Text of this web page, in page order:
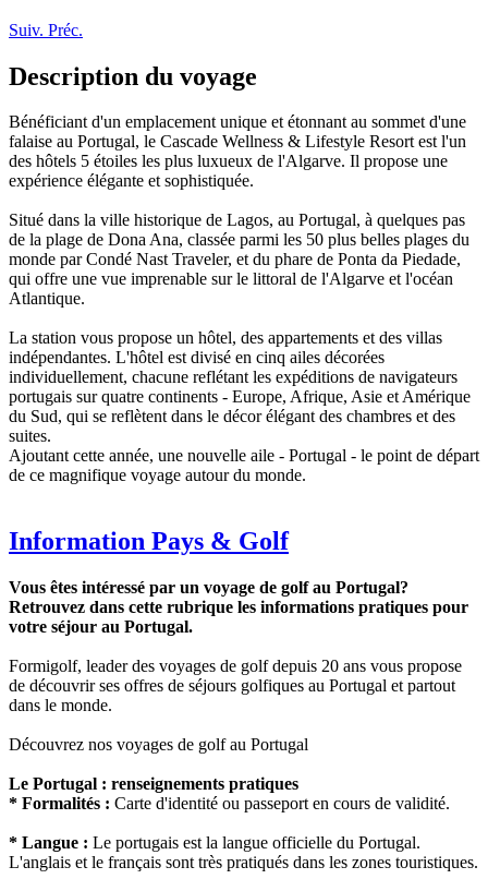
Suiv. Préc.
Description du voyage
Bénéficiant d'un emplacement unique et étonnant au sommet d'une
falaise au Portugal, le Cascade Wellness & Lifestyle Resort est l'un
des hôtels 5 étoiles les plus luxueux de l'Algarve. Il propose une
expérience élégante et sophistiquée.
Situé dans la ville historique de Lagos, au Portugal, à quelques pas
de la plage de Dona Ana, classée parmi les 50 plus belles plages du
monde par Condé Nast Traveler, et du phare de Ponta da Piedade,
qui offre une vue imprenable sur le littoral de l'Algarve et l'océan
Atlantique.
La station vous propose un hôtel, des appartements et des villas
indépendantes. L'hôtel est divisé en cinq ailes décorées
individuellement, chacune reflétant les expéditions de navigateurs
portugais sur quatre continents - Europe, Afrique, Asie et Amérique
du Sud, qui se reflètent dans le décor élégant des chambres et des
suites.
Ajoutant cette année, une nouvelle aile - Portugal - le point de départ
de ce magnifique voyage autour du monde.
Information Pays & Golf
Vous êtes intéressé par un voyage de golf au Portugal?
Retrouvez dans cette rubrique les informations pratiques pour
votre séjour au Portugal.
Formigolf, leader des voyages de golf depuis 20 ans vous propose
de découvrir ses offres de séjours golfiques au Portugal et partout
dans le monde.
Découvrez nos voyages de golf au Portugal
Le Portugal : renseignements pratiques
* Formalités : Carte d'identité ou passeport en cours de validité.
* Langue : Le portugais est la langue officielle du Portugal.
L'anglais et le français sont très pratiqués dans les zones touristiques.